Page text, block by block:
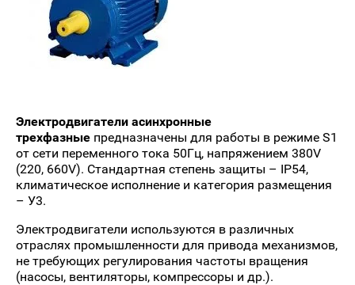
Электродвигатели асинхронные
трехфазные предназначены для работы в режиме S1
от сети переменного тока 50Гц, напряжением 380V
(220, 660V). Стандартная степень защиты – IP54,
климатическое исполнение и категория размещения
– У3.
Электродвигатели используются в различных
отраслях промышленности для привода механизмов,
не требующих регулирования частоты вращения
(насосы, вентиляторы, компрессоры и др.).